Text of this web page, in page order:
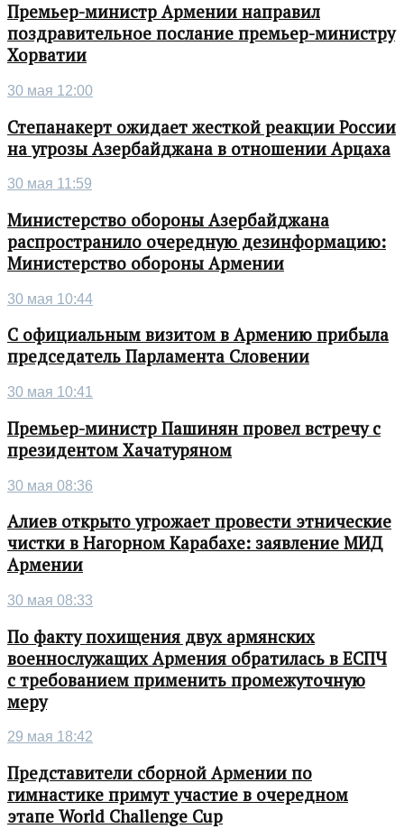
Премьер-министр Армении направил
поздравительное послание премьер-министру
Хорватии
30 мая 12:00
Степанакерт ожидает жесткой реакции России
на угрозы Азербайджана в отношении Арцаха
30 мая 11:59
Министерство обороны Азербайджана
распространило очередную дезинформацию:
Министерство обороны Армении
30 мая 10:44
С официальным визитом в Армению прибыла
председатель Парламента Словении
30 мая 10:41
Премьер-министр Пашинян провел встречу с
президентом Хачатуряном
30 мая 08:36
Алиев открыто угрожает провести этнические
чистки в Нагорном Карабахе: заявление МИД
Армении
30 мая 08:33
По факту похищения двух армянских
военнослужащих Армения обратилась в ЕСПЧ
с требованием применить промежуточную
меру
29 мая 18:42
Представители сборной Армении по
гимнастике примут участие в очередном
этапе World Challenge Cup